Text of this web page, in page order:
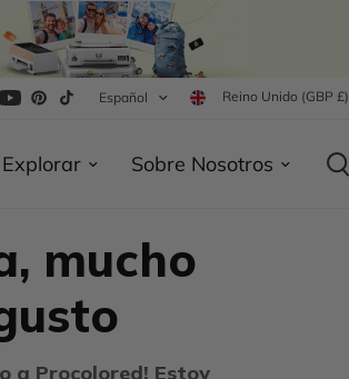
Español Reino Unido (GBP £)
Explorar Sobre Nosotros
mucho
a Procolored! Estoy